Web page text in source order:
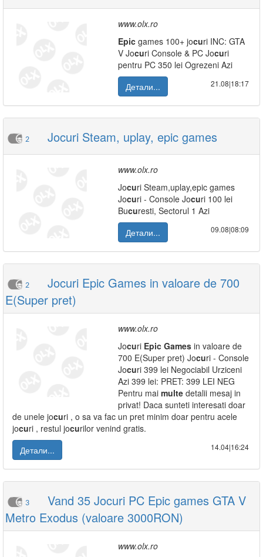
www.olx.ro
Epic games 100+ jocuri INC: GTA
V Jocuri Console & PC Jocuri
pentru PC 350 lei Ogrezeni Azi
Детали...
21.08|18:17
2 Jocuri Steam, uplay, epic games
www.olx.ro
Jocuri Steam,uplay,epic games
Jocuri - Console Jocuri 100 lei
Bucuresti, Sectorul 1 Azi
Детали...
09.08|08:09
2
Jocuri Epic Games in valoare de 700
E(Super pret)
www.olx.ro
Jocuri Epic Games in valoare de
700 E(Super pret) Jocuri - Console
Jocuri 399 lei Negociabil Urziceni
Azi 399 lei: PRET: 399 LEI NEG
Pentru mai multe detalii mesaj in
privat! Daca sunteti interesati doar
de unele jocuri , o sa va fac un pret minim doar pentru acele
jocuri , restul jocurilor venind gratis.
Детали...
14.04|16:24
3
Vand 35 Jocuri PC Epic games GTA V
Metro Exodus (valoare 3000RON)
www.olx.ro